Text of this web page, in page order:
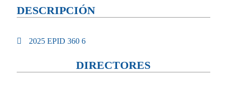
DESCRIPCIÓN
2025 EPID 360 6
DIRECTORES